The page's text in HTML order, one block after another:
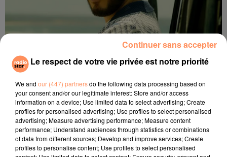
Un titre dans le top 10 en France, en Espagne et au Portugal
Crédit :DR
Le respect de votre vie privée est notre priorité
We and our (447) partnersdo the following data processing based on
your consent and/or our legitimate interest: Store and/or access
information on a device; Use limited data to select advertising; Create
profiles for personalised advertising; Use profiles to select personalised
advertising; Measure advertising performance; Measure content
performance; Understand audiences through statistics or combinations
of data from different sources; Develop and improve services; Create
profiles to personalise content; Use profiles to select personalised
Continuer sans accepter